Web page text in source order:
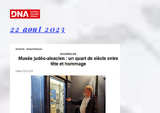
22 aout 2023